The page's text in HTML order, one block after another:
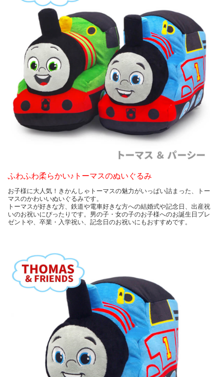
ふわふわ柔らかい♪トーマスのぬいぐるみ
お子様に大人気！きかんしゃトーマスの魅力がいっぱい詰まった、トー
マスのかわいいぬいぐるみです。
トーマスが好きな方、鉄道や電車好きな方への結婚式や記念日、出産祝
いのお祝いにぴったりです。男の子・女の子のお子様へのお誕生日プレ
ゼントや、卒業・入学祝い、記念日のお祝いにもおすすめです。